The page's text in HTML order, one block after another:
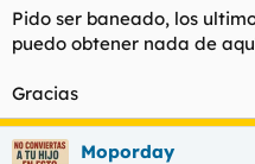
e
l
t
m
a
i
o
Pido ser baneado, los
puedo obtener nada de
Gracias
Moporday